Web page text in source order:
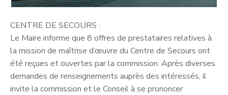
CENTRE DE SECOURS :
Le Maire informe que 8 offres de prestataires relatives à
la mission de maîtrise d’œuvre du Centre de Secours ont
été reçues et ouvertes par la commission. Après diverses
demandes de renseignements auprès des intéressés, il
invite la commission et le Conseil à se prononcer